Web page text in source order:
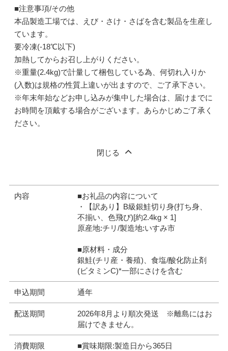
■注意事項/その他
本品製造工場では、えび・さけ・さばを含む製品を生産し
ています。
要冷凍(-18℃以下)
加熱してからお召し上がりください。
※重量(2.4kg)で計量して梱包している為、何切れ入りか
(入数)は規格の性質上違いが出ますので、ご了承下さい。
※年末年始などお申し込みが集中した場合は、届けまでに
お時間を頂戴する場合がございます。あらかじめご了承く
ださい。
閉じる
内容
■お礼品の内容について
・【訳あり】B級銀鮭切り身(打ち身、
不揃い、色飛び)[約2.4kg × 1]
原産地:チリ/製造地:いすみ市
■原材料・成分
銀鮭(チリ産・養殖)、食塩/酸化防止剤
(ビタミンC)*一部にさけを含む
申込期間 通年
配送期間
2026年8月より順次発送 ※離島にはお
届けできません。
消費期限 ■賞味期限:製造日から365日